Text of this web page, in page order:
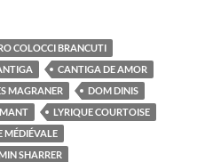
COLOCCI BRANCUTI
CANTIGA DE AMOR
MAGRANER
DOM DINIS
LYRIQUE COURTOISE
MÉDIÉVALE
SHARRER